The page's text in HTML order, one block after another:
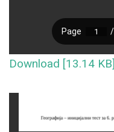
Download [13.14 KB]